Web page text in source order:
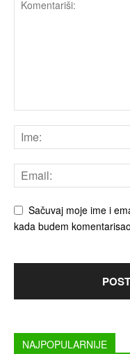
Sačuvaj moje ime i
kada budem
NAJPOPULARNIJE